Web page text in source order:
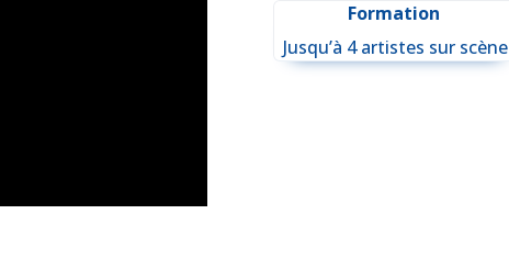
Formation
Jusqu’à 4 artistes sur scène